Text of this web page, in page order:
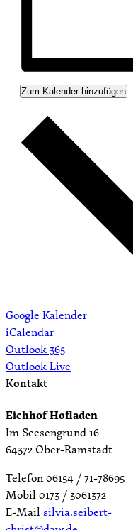
Zum Kalender hinzufügen
Google Kalender
iCalendar
Outlook 365
Outlook Live
Kontakt
Eichhof Hofladen
Im Seesengrund 16
64372 Ober-Ramstadt
Telefon 06154 / 71-78695
Mobil 0173 / 3061372
E-Mailsilvia.seibert-